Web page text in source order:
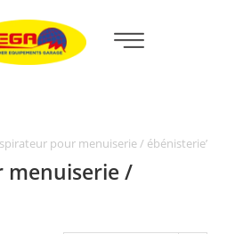
pour menuiserie / ébénisterie”
menuiserie /